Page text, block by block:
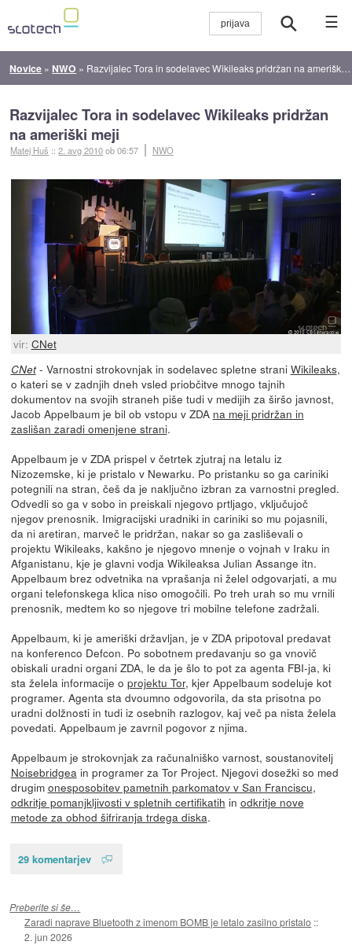
☰
Novice » NWO » Razvijalec Tora in sodelavec Wikileaks pridržan na ameriški meji
Razvijalec Tora in sodelavec Wikileaks pridržan
na ameriški meji
Matej Huš ::2. avg 2010ob 06:57 NWO
vir: CNet
CNet- Varnostni strokovnjak in sodelavec spletne strani Wikileaks,
o kateri se v zadnjih dneh vsled priobčitve mnogo tajnih
dokumentov na svojih straneh piše tudi v medijih za širšo javnost,
Jacob Appelbaum je bil ob vstopu v ZDA na meji pridržan in
zaslišan zaradi omenjene strani.
Appelbaum je v ZDA prispel v četrtek zjutraj na letalu iz
Nizozemske, ki je pristalo v Newarku. Po pristanku so ga cariniki
potegnili na stran, češ da je naključno izbran za varnostni pregled.
Odvedli so ga v sobo in preiskali njegovo prtljago, vključujoč
njegov prenosnik. Imigracijski uradniki in cariniki so mu pojasnili,
da ni aretiran, marveč le pridržan, nakar so ga zasliševali o
projektu Wikileaks, kakšno je njegovo mnenje o vojnah v Iraku in
Afganistanu, kje je glavni vodja Wikileaksa Julian Assange itn.
Appelbaum brez odvetnika na vprašanja ni želel odgovarjati, a mu
organi telefonskega klica niso omogočili. Po treh urah so mu vrnili
prenosnik, medtem ko so njegove tri mobilne telefone zadržali.
Appelbaum, ki je ameriški državljan, je v ZDA pripotoval predavat
na konferenco Defcon. Po sobotnem predavanju so ga vnovič
obiskali uradni organi ZDA, le da je šlo to pot za agenta FBI-ja, ki
sta želela informacije o projektu Tor, kjer Appelbaum sodeluje kot
programer. Agenta sta dvoumno odgovorila, da sta prisotna po
uradni dolžnosti in tudi iz osebnih razlogov, kaj več pa nista želela
povedati. Appelbaum je zavrnil pogovor z njima.
Appelbaum je strokovnjak za računalniško varnost, soustanovitelj
Noisebridgeain programer za Tor Project. Njegovi dosežki so med
drugim onesposobitev pametnih parkomatov v San Franciscu,
odkritje pomanjkljivosti v spletnih certifikatih in odkritje nove
metode za obhod šifriranja trdega diska.
29 komentarjev
Preberite si še…
Zaradi naprave Bluetooth z imenom BOMB je letalo zasilno pristalo ::
2. jun 2026